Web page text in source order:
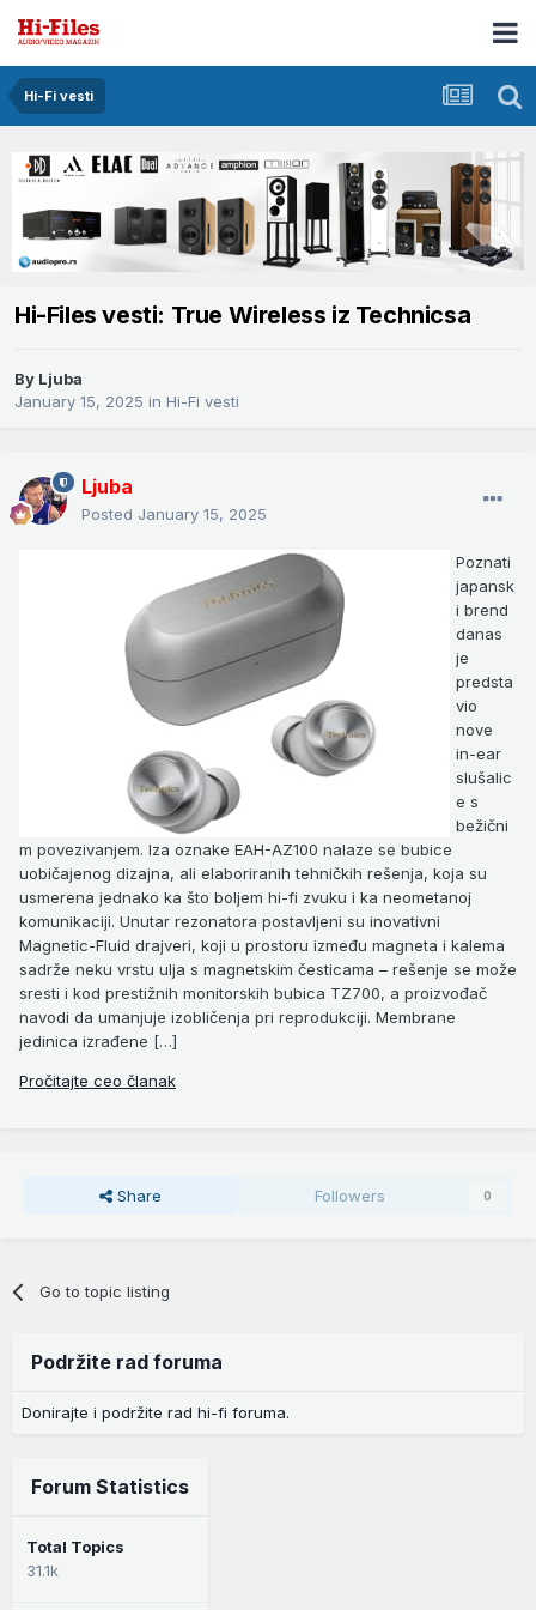
Hi-Fi vesti
Hi-Files vesti: True Wireless iz Technicsa
By Ljuba
January 15, 2025 in Hi-Fi vesti
Ljuba
Posted January 15, 2025
Poznati
japansk
i brend
danas
je
predsta
vio
nove
in-ear
slušalic
e s
bežični
m povezivanjem. Iza oznake EAH-AZ100 nalaze se bubice
uobičajenog dizajna, ali elaboriranih tehničkih rešenja, koja su
usmerena jednako ka što boljem hi-fi zvuku i ka neometanoj
komunikaciji. Unutar rezonatora postavljeni su inovativni
Magnetic-Fluid drajveri, koji u prostoru između magneta i kalema
sadrže neku vrstu ulja s magnetskim česticama – rešenje se može
sresti i kod prestižnih monitorskih bubica TZ700, a proizvođač
navodi da umanjuje izobličenja pri reprodukciji. Membrane
jedinica izrađene […]
Pročitajte ceo članak
Share Followers 0
Go to topic listing
Podržite rad foruma
Donirajte i podržite rad hi-fi foruma.
Forum Statistics
Total Topics
31.1k